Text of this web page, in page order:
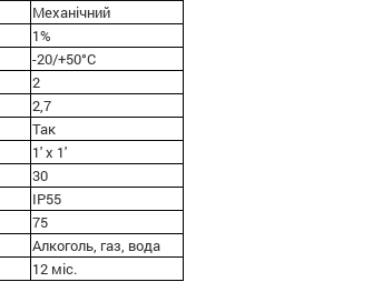
Механічний
1%
-20/+50°С
2
2,7
Так
1' x 1'
30
IP55
75
Алкоголь, газ, вода
12 міс.